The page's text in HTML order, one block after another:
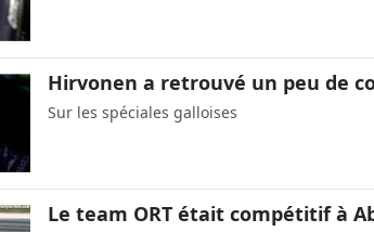
Hirvonen a retrouvé un peu de
Sur les spéciales galloises
Le team ORT était compétitif à